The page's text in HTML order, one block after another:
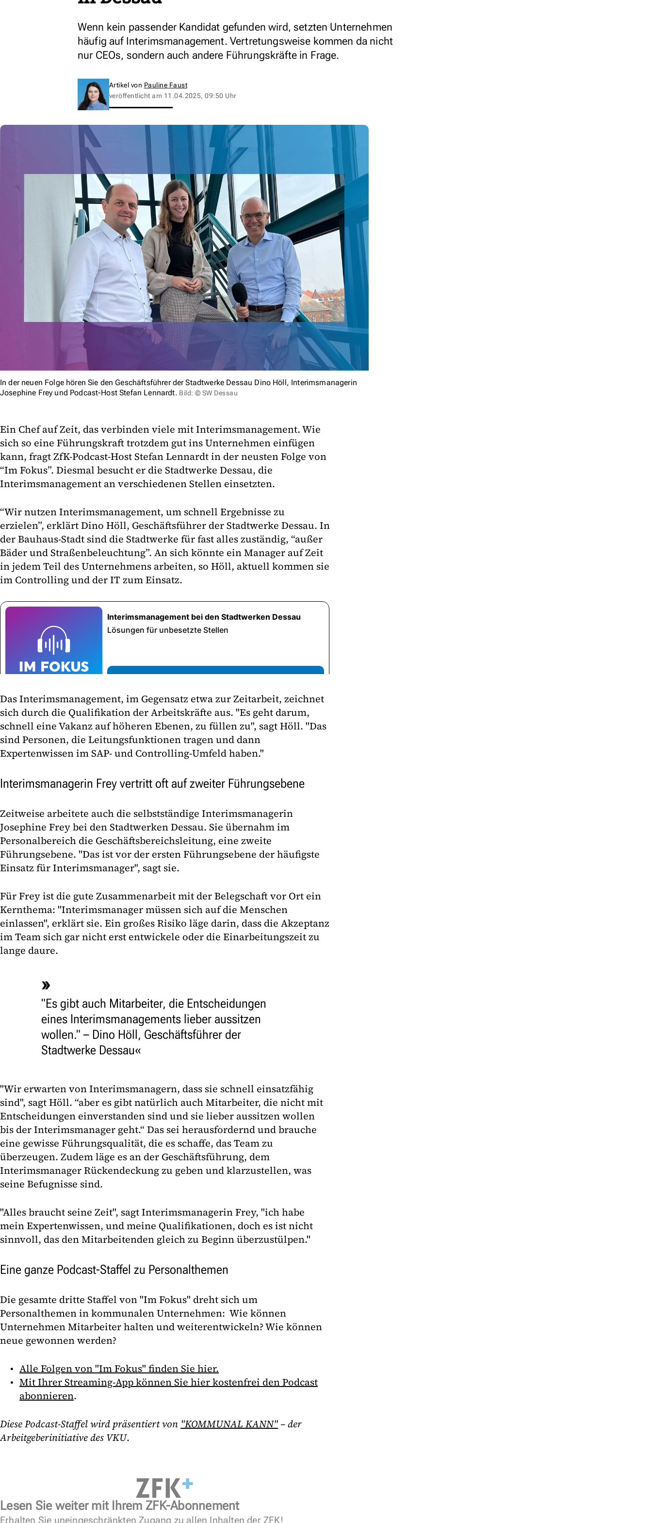
Wenn kein passender Kandidat gefunden wird, setzten Unternehmen
häufig auf Interimsmanagement. Vertretungsweise kommen da nicht
nur CEOs, sondern auch andere Führungskräfte in Frage.
Artikel von Pauline Faust
veröffentlicht am 11.04.2025, 09:50 Uhr
In der neuen Folge hören Sie den Geschäftsführer der Stadtwerke Dessau Dino Höll, Interimsmanagerin
Josephine Frey und Podcast-Host Stefan Lennardt. Bild: © SW Dessau
Ein Chef auf Zeit, das verbinden viele mit Interimsmanagement. Wie
sich so eine Führungskraft trotzdem gut ins Unternehmen einfügen
kann, fragt ZfK-Podcast-Host Stefan Lennardt in der neusten Folge von
“Im Fokus”. Diesmal besucht er die Stadtwerke Dessau, die
Interimsmanagement an verschiedenen Stellen einsetzten.
“Wir nutzen Interimsmanagement, um schnell Ergebnisse zu
erzielen”, erklärt Dino Höll, Geschäftsführer der Stadtwerke Dessau. In
der Bauhaus-Stadt sind die Stadtwerke für fast alles zuständig, “außer
Bäder und Straßenbeleuchtung”. An sich könnte ein Manager auf Zeit
in jedem Teil des Unternehmens arbeiten, so Höll, aktuell kommen sie
im Controlling und der IT zum Einsatz.
Das Interimsmanagement, im Gegensatz etwa zur Zeitarbeit, zeichnet
sich durch die Qualifikation der Arbeitskräfte aus. "Es geht darum,
schnell eine Vakanz auf höheren Ebenen, zu füllen zu", sagt Höll. "Das
sind Personen, die Leitungsfunktionen tragen und dann
Expertenwissen im SAP- und Controlling-Umfeld haben."
Interimsmanagerin Frey vertritt oft auf zweiter Führungsebene
Zeitweise arbeitete auch die selbstständige Interimsmanagerin
Josephine Frey bei den Stadtwerken Dessau. Sie übernahm im
Personalbereich die Geschäftsbereichsleitung, eine zweite
Führungsebene. "Das ist vor der ersten Führungsebene der häufigste
Einsatz für Interimsmanager", sagt sie.
Für Frey ist die gute Zusammenarbeit mit der Belegschaft vor Ort ein
Kernthema: "Interimsmanager müssen sich auf die Menschen
einlassen", erklärt sie. Ein großes Risiko läge darin, dass die Akzeptanz
im Team sich gar nicht erst entwickele oder die Einarbeitungszeit zu
lange daure.
"Es gibt auch Mitarbeiter, die Entscheidungen
eines Interimsmanagements lieber aussitzen
wollen." – Dino Höll, Geschäftsführer der
Stadtwerke Dessau
"Wir erwarten von Interimsmanagern, dass sie schnell einsatzfähig
sind", sagt Höll. “aber es gibt natürlich auch Mitarbeiter, die nicht mit
Entscheidungen einverstanden sind und sie lieber aussitzen wollen
bis der Interimsmanager geht.“ Das sei herausfordernd und brauche
eine gewisse Führungsqualität, die es schaffe, das Team zu
überzeugen. Zudem läge es an der Geschäftsführung, dem
Interimsmanager Rückendeckung zu geben und klarzustellen, was
seine Befugnisse sind.
"Alles braucht seine Zeit", sagt Interimsmanagerin Frey, "ich habe
mein Expertenwissen, und meine Qualifikationen, doch es ist nicht
sinnvoll, das den Mitarbeitenden gleich zu Beginn überzustülpen."
Eine ganze Podcast-Staffel zu Personalthemen
Die gesamte dritte Staffel von "Im Fokus" dreht sich um
Personalthemen in kommunalen Unternehmen: Wie können
Unternehmen Mitarbeiter halten und weiterentwickeln? Wie können
neue gewonnen werden?
Alle Folgen von "Im Fokus" finden Sie hier.
Mit Ihrer Streaming-App können Sie hier kostenfrei den Podcast
abonnieren.
Diese Podcast-Staffel wird präsentiert von "KOMMUNAL KANN"– der
Arbeitgeberinitiative des VKU.
Lesen Sie weiter mit Ihrem ZFK-Abonnement
Erhalten Sie uneingeschränkten Zugang zu allen Inhalten der ZFK!